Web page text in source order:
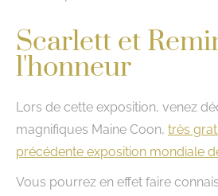
Scarlett et
l'honneur
Lors de cette exposition, venez
magnifiques Maine Coon, très
précédente exposition mondiale
Vous pourrez en effet faire